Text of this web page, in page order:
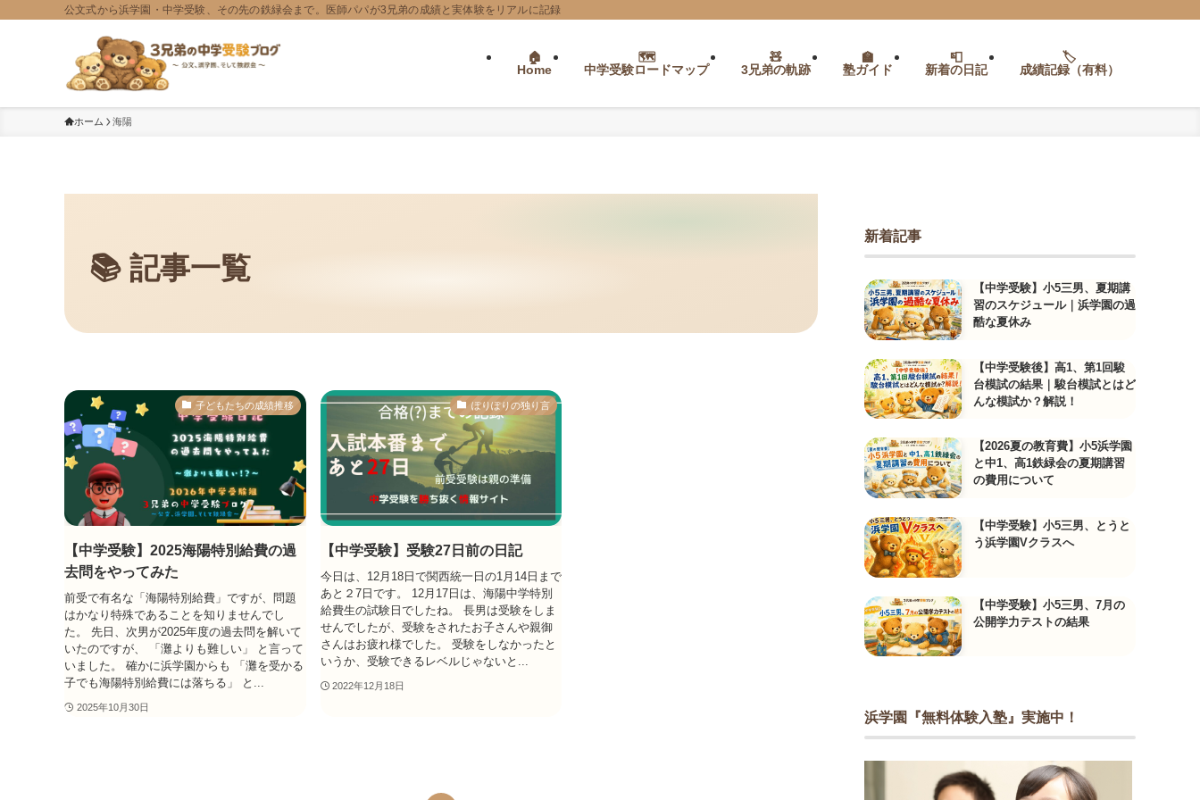
公文式から浜学園・中学受験、その先の鉄緑会まで。医師パパが3兄弟の成績と実体験をリアルに記録
Home 中学受験ロードマップ 3兄弟の軌跡 塾ガイド 新着の日記 成績記録（有料）
ホーム 海陽
子どもたちの成績推移
【中学受験】2025海陽特別給費の過
去問をやってみた
前受で有名な「海陽特別給費」ですが、問題
はかなり特殊であることを知りませんでし
た。 先日、次男が2025年度の過去問を解いて
いたのですが、 「灘よりも難しい」 と言って
いました。 確かに浜学園からも 「灘を受かる
子でも海陽特別給費には落ちる」 と...
2025年10月30日
ぽりぽりの独り言
【中学受験】受験27日前の日記
今日は、12月18日で関西統一日の1月14日まで
あと２7日です。 12月17日は、海陽中学特別
給費生の試験日でしたね。 長男は受験をしま
せんでしたが、受験をされたお子さんや親御
さんはお疲れ様でした。 受験をしなかったと
いうか、受験できるレベルじゃないと...
2022年12月18日
新着記事
【中学受験】小5三男、夏期講
習のスケジュール｜浜学園の過
酷な夏休み
【中学受験後】高1、第1回駿
台模試の結果｜駿台模試とはど
んな模試か？解説！
【2026夏の教育費】小5浜学園
と中1、高1鉄緑会の夏期講習
の費用について
【中学受験】小5三男、とうと
う浜学園Vクラスへ
【中学受験】小5三男、7月の
公開学力テストの結果
浜学園『無料体験入塾』実施中！